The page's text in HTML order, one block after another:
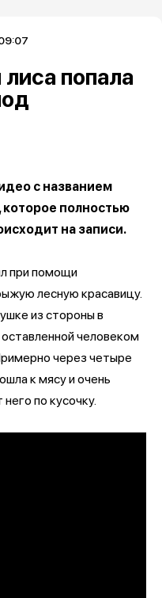
попала
с названием
полностью
на записи.
при помощи
лесную красавицу.
из стороны в
человеком
через четыре
к мясу и очень
по кусочку.